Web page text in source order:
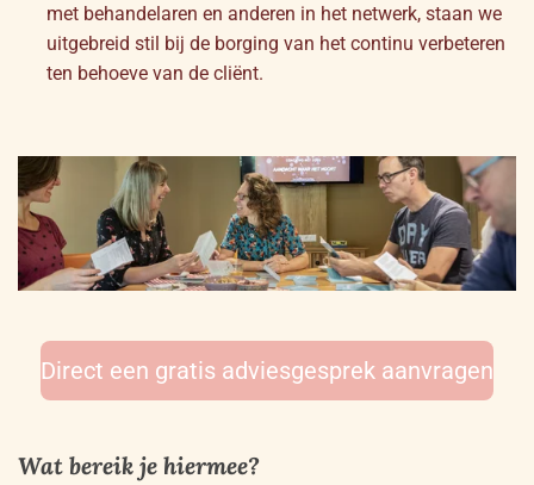
met behandelaren en anderen in het netwerk, staan we
uitgebreid stil bij de borging van het continu verbeteren
ten behoeve van de cliënt.
Direct een gratis adviesgesprek aanvragen
Wat bereik je hiermee?